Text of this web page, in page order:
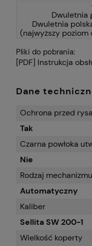
Dwuletnia
Dwuletnia
(najwyższy poziom
Pliki do pobrania:
[PDF] Instrukcja
Dane
Ochrona przed
Tak
Czarna powłoka
Nie
Rodzaj mechanizmu
Automatyczny
Kaliber
Sellita SW 200-1
Wielkość koperty